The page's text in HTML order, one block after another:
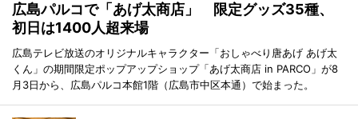
広島パルコで「あげ太商店」 限定グッズ35種、
初日は1400人超来場
広島テレビ放送のオリジナルキャラクター「おしゃべり唐あげ あげ太
くん」の期間限定ポップアップショップ「あげ太商店 in PARCO」が8
月3日から、広島パルコ本館1階（広島市中区本通）で始まった。